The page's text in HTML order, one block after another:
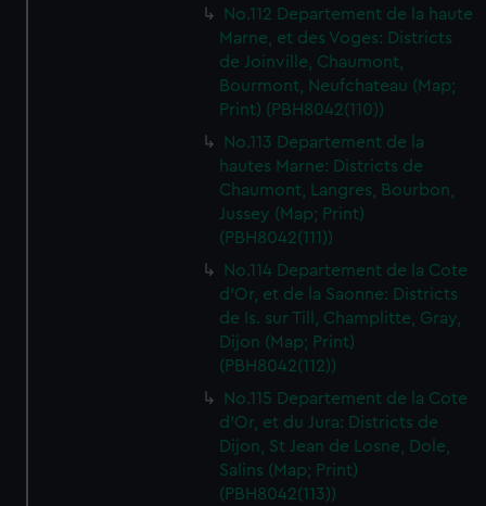
No.112 Departement de la haute
Marne, et des Voges: Districts
de Joinville, Chaumont,
Bourmont, Neufchateau (Map;
Print) (PBH8042(110))
No.113 Departement de la
hautes Marne: Districts de
Chaumont, Langres, Bourbon,
Jussey (Map; Print)
(PBH8042(111))
No.114 Departement de la Cote
d'Or, et de la Saonne: Districts
de Is. sur Till, Champlitte, Gray,
Dijon (Map; Print)
(PBH8042(112))
No.115 Departement de la Cote
d'Or, et du Jura: Districts de
Dijon, St Jean de Losne, Dole,
Salins (Map; Print)
(PBH8042(113))